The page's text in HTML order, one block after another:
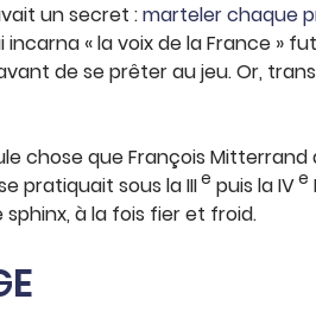
un secret :marteler chaque
« la voix de la France »
de se prêter au jeu. Or,
chose que François
pratiquait sous la IIIe puis la IVe
à la fois fier et froid.